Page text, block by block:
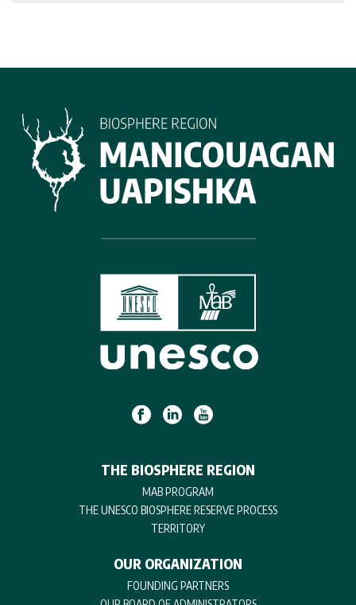
THE BIOSPHERE REGION
MAB PROGRAM
THE UNESCO BIOSPHERE RESERVE PROCESS
TERRITORY
OUR ORGANIZATION
FOUNDING PARTNERS